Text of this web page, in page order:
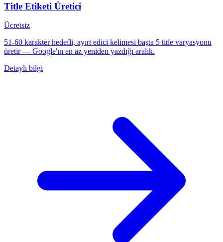
Title Etiketi Üretici
Ücretsiz
51-60 karakter hedefli, ayırt edici kelimesi başta 5 title varyasyonu
üretir — Google'ın en az yeniden yazdığı aralık.
Detaylı bilgi